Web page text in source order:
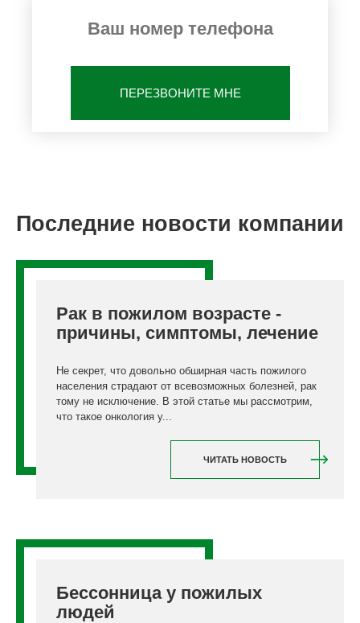
ПЕРЕЗВОНИТЕ МНЕ
Последние новости компании
Рак в пожилом возрасте -
причины, симптомы, лечение
Не секрет, что довольно обширная часть пожилого
населения страдают от всевозможных болезней, рак
тому не исключение. В этой статье мы рассмотрим,
что такое онкология у...
ЧИТАТЬ НОВОСТЬ
Бессонница у пожилых
людей